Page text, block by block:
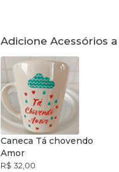
Adicione Acessórios a
Caneca Tá chovendo
Amor
R$ 32,00